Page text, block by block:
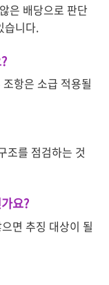
은 배당으로 판단
습니다.
항은 소급 적용될
조를 점검하는 것
요?
면 추징 대상이 될